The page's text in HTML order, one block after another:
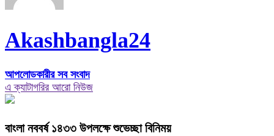
Akashbangla24
আপলোডকারীর সব সংবাদ
এ ক্যাটাগরির আরো নিউজ
বাংলা নববর্ষ ১৪৩৩ উপলক্ষে শুভেচ্ছা বিনিময়